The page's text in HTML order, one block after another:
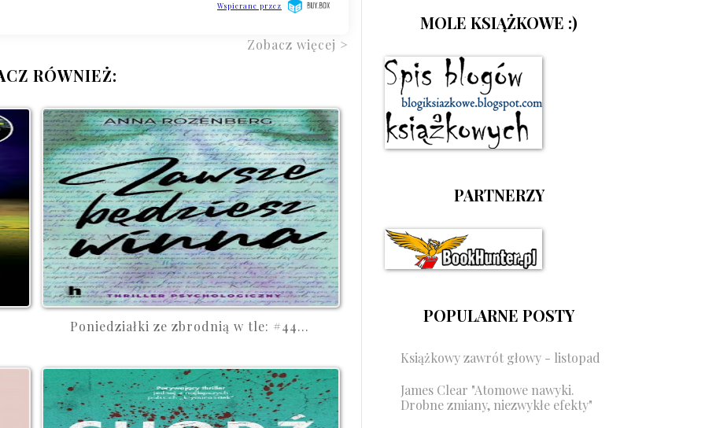
Zobacz więcej >
RÓWNIEŻ:
Poniedziałki ze zbrodnią w tle: #44...
MOLE KSIĄŻKOWE :)
PARTNERZY
POPULARNE POSTY
Książkowy zawrót głowy - listopad
James Clear "Atomowe nawyki.
Drobne zmiany, niezwykłe efekty"